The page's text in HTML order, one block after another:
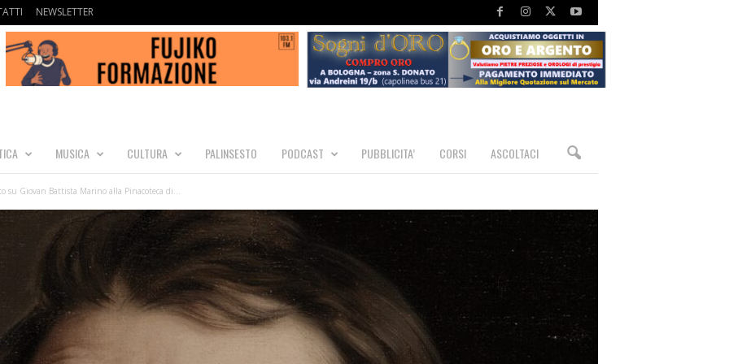
NEWSLETTER
MUSICA CULTURA PALINSESTO PODCAST PUBBLICITA’ CORSI ASCOLTACI
su Giovan Battista Marino alla Pinacoteca di...